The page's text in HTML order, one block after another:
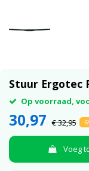
Stuur Ergotec
Op voorraad,
30,97 € 32,95 -
Voeg